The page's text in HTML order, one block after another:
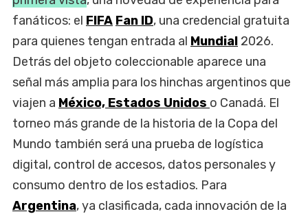
fanáticos: el FIFA Fan ID, una credencial gratuita
para quienes tengan entrada al Mundial 2026.
Detrás del objeto coleccionable aparece una
señal más amplia para los hinchas argentinos que
viajen a México, Estados Unidos o Canadá. El
torneo más grande de la historia de la Copa del
Mundo también será una prueba de logística
digital, control de accesos, datos personales y
consumo dentro de los estadios. Para
Argentina, ya clasificada, cada innovación de la